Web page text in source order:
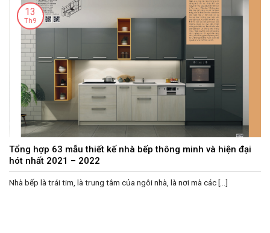
Tổng hợp 63 mẫu thiết kế nhà bếp thông minh và hiện đại
hót nhất 2021 – 2022
Nhà bếp là trái tim, là trung tâm của ngôi nhà, là nơi mà các [...]
13
Th9